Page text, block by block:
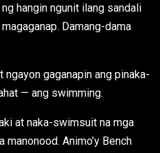
hangin ngunit ilang sandali
Damang-dama
gaganapin ang pinaka-
— ang swimming.
at naka-swimsuit na mga
manonood. Animo’y Bench